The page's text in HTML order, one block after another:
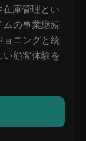
庫管理とい
ムの事業継続
ニングと統
顧客体験を